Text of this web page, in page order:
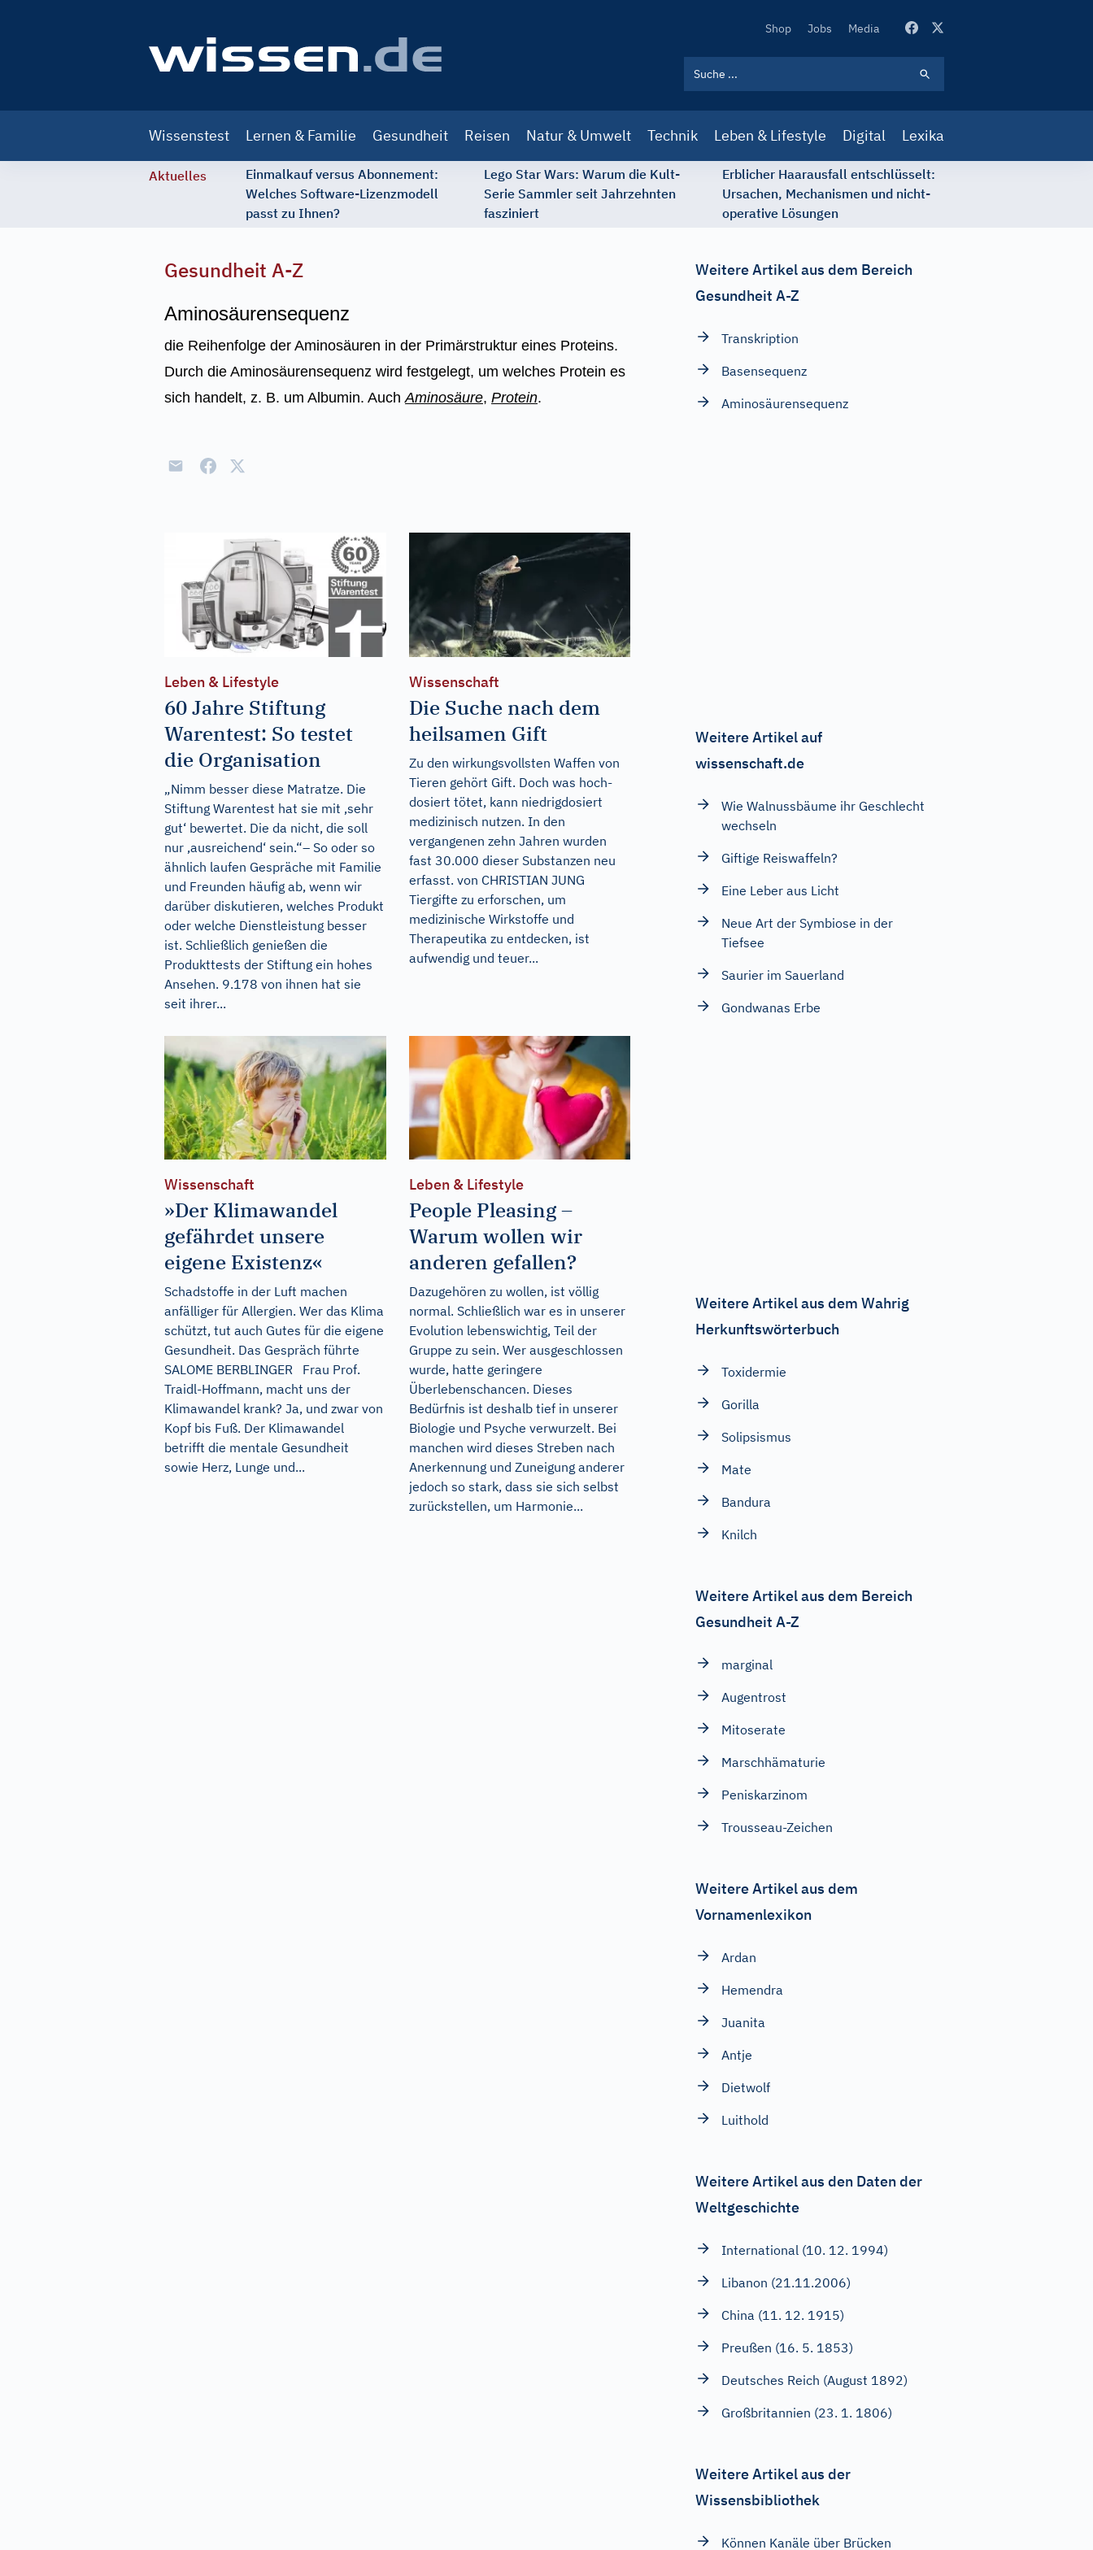
Secondary
Shop Jobs Media
navigation
Wissenstest Lernen & Familie Gesundheit Reisen Natur & Umwelt Technik Leben & Lifestyle Digital Lexika
Aktuelles
Einmalkauf versus Abonnement:
Welches Software-Lizenzmodell
passt zu Ihnen?
Lego Star Wars: Warum die Kult-
Serie Sammler seit Jahrzehnten
fasziniert
Erblicher Haarausfall entschlüsselt:
Ursachen, Mechanismen und nicht-
operative Lösungen
Gesundheit A-Z
Aminosäurensequenz
die Reihenfolge der Aminosäuren in der Primärstruktur eines Proteins.
Durch die Aminosäurensequenz wird festgelegt, um welches Protein es
sich handelt, z. B. um Albumin. AuchAminosäure, Protein.
Leben & Lifestyle
60 Jahre Stiftung
Warentest: So testet
die Organisation
„Nimm besser diese Matratze. Die
Stiftung Warentest hat sie mit ‚sehr
gut‘ bewertet. Die da nicht, die soll
nur ‚ausreichend‘ sein.“– So oder so
ähnlich laufen Gespräche mit Familie
und Freunden häufig ab, wenn wir
darüber diskutieren, welches Produkt
oder welche Dienstleistung besser
ist. Schließlich genießen die
Produkttests der Stiftung ein hohes
Ansehen. 9.178 von ihnen hat sie
seit ihrer...
Wissenschaft
Die Suche nach dem
heilsamen Gift
Zu den wirkungsvollsten Waffen von
Tieren gehört Gift. Doch was hoch-
dosiert tötet, kann niedrigdosiert
medizinisch nutzen. In den
vergangenen zehn Jahren wurden
fast 30.000 dieser Substanzen neu
erfasst. von CHRISTIAN JUNG
Tiergifte zu erforschen, um
medizinische Wirkstoffe und
Therapeutika zu entdecken, ist
aufwendig und teuer...
Wissenschaft
»Der Klimawandel
gefährdet unsere
eigene Existenz«
Schadstoffe in der Luft machen
anfälliger für Allergien. Wer das Klima
schützt, tut auch Gutes für die eigene
Gesundheit. Das Gespräch führte
SALOME BERBLINGER Frau Prof.
Traidl-Hoffmann, macht uns der
Klimawandel krank? Ja, und zwar von
Kopf bis Fuß. Der Klimawandel
betrifft die mentale Gesundheit
sowie Herz, Lunge und...
Leben & Lifestyle
People Pleasing –
Warum wollen wir
anderen gefallen?
Dazugehören zu wollen, ist völlig
normal. Schließlich war es in unserer
Evolution lebenswichtig, Teil der
Gruppe zu sein. Wer ausgeschlossen
wurde, hatte geringere
Überlebenschancen. Dieses
Bedürfnis ist deshalb tief in unserer
Biologie und Psyche verwurzelt. Bei
manchen wird dieses Streben nach
Anerkennung und Zuneigung anderer
jedoch so stark, dass sie sich selbst
zurückstellen, um Harmonie...
Weitere Artikel aus dem Bereich
Gesundheit A-Z
Transkription
Basensequenz
Aminosäurensequenz
Weitere Artikel auf
wissenschaft.de
Wie Walnussbäume ihr Geschlecht
wechseln
Giftige Reiswaffeln?
Eine Leber aus Licht
Neue Art der Symbiose in der
Tiefsee
Saurier im Sauerland
Gondwanas Erbe
Weitere Artikel aus dem Wahrig
Herkunftswörterbuch
Toxidermie
Gorilla
Solipsismus
Mate
Bandura
Knilch
Weitere Artikel aus dem Bereich
Gesundheit A-Z
marginal
Augentrost
Mitoserate
Marschhämaturie
Peniskarzinom
Trousseau-Zeichen
Weitere Artikel aus dem
Vornamenlexikon
Ardan
Hemendra
Juanita
Antje
Dietwolf
Luithold
Weitere Artikel aus den Daten der
Weltgeschichte
International (10. 12. 1994)
Libanon (21.11.2006)
China (11. 12. 1915)
Preußen (16. 5. 1853)
Deutsches Reich (August 1892)
Großbritannien (23. 1. 1806)
Weitere Artikel aus der
Wissensbibliothek
Können Kanäle über Brücken